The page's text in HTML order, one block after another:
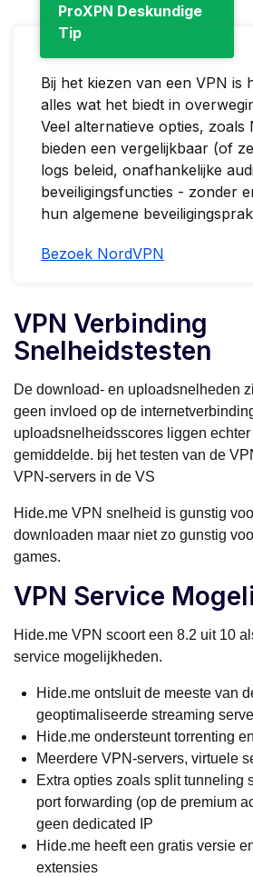
ProXPN Deskundige
Tip
Bij het kiezen van een VPN is
alles wat het biedt in
Veel alternatieve opties, zoals
bieden een vergelijkbaar (of
logs beleid, onafhankelijke
beveiligingsfuncties - zonder
hun algemene
Bezoek NordVPN
VPN Verbinding
Snelheidstesten
De download- en uploadsnelheden
geen invloed op de
uploadsnelheidsscores liggen
gemiddelde. bij het testen van de
VPN-servers in de VS
Hide.me VPN snelheid is gunstig
downloaden maar niet zo gunstig
games.
VPN Service
Hide.me VPN scoort een 8.2 uit 10
service mogelijkheden.
Hide.me ontsluit de meeste van
geoptimaliseerde streaming
Hide.me ondersteunt torrenting
Meerdere VPN-servers, virtuele
Extra opties zoals split tunneling
port forwarding (op de premium
geen dedicated IP
Hide.me heeft een gratis versie
extensies